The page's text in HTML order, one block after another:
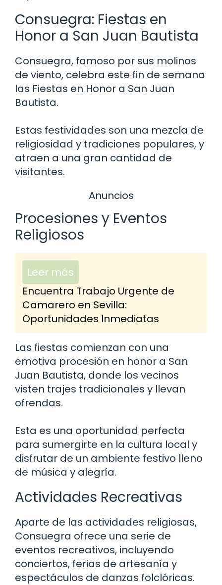
Consuegra: Fiestas en
Honor a San Juan Bautista
Consuegra, famoso por sus molinos
de viento, celebra este fin de semana
las Fiestas en Honor a San Juan
Bautista.
Estas festividades son una mezcla de
religiosidad y tradiciones populares, y
atraen a una gran cantidad de
visitantes.
Anuncios
Procesiones y Eventos
Religiosos
Leer más
Encuentra Trabajo Urgente de
Camarero en Sevilla:
Oportunidades Inmediatas
Las fiestas comienzan con una
emotiva procesión en honor a San
Juan Bautista, donde los vecinos
visten trajes tradicionales y llevan
ofrendas.
Esta es una oportunidad perfecta
para sumergirte en la cultura local y
disfrutar de un ambiente festivo lleno
de música y alegría.
Actividades Recreativas
Aparte de las actividades religiosas,
Consuegra ofrece una serie de
eventos recreativos, incluyendo
conciertos, ferias de artesanía y
espectáculos de danzas folclóricas.